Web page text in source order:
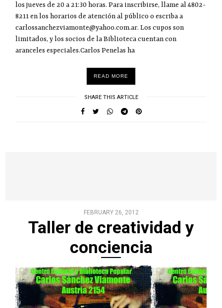
los jueves de 20 a 21:30 horas. Para inscribirse, llame al 4802-
8211 en los horarios de atención al público o escriba a
carlossanchezviamonte@yahoo.com.ar. Los cupos son
limitados, y los socios de la Biblioteca cuentan con
aranceles especiales.Carlos Penelas ha
READ MORE
SHARE THIS ARTICLE
FEBRUARY 26, 2012
Taller de creatividad y
conciencia